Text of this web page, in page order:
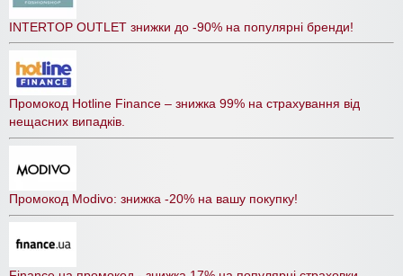
INTERTOP OUTLET знижки до -90% на популярні бренди!
Промокод Hotline Finance – знижка 99% на страхування від
нещасних випадків.
Промокод Modivo: знижка -20% на вашу покупку!